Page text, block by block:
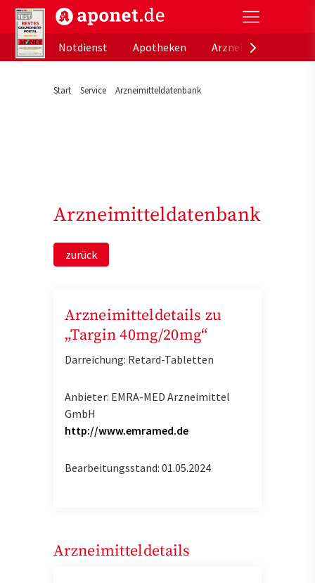
aponet.de - Das offizielle Gesundheitsportal der
Notdienst
Apotheken
Start Service Arzneimitteldatenbank
Arzneimitteldatenbank
zurück
Arzneimitteldetails zu
„Targin 40mg/20mg“
Darreichung: Retard-Tabletten
Anbieter: EMRA-MED Arzneimittel
GmbH
http://www.emramed.de
Bearbeitungsstand: 01.05.2024
Arzneimitteldetails